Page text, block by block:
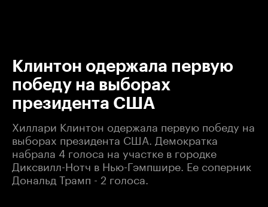
Клинтон одержала первую
победу на выборах
президента США
Хиллари Клинтон одержала первую победу на
выборах президента США. Демократка
набрала 4 голоса на участке в городке
Диксвилл-Нотч в Нью-Гэмпшире. Ее соперник
Дональд Трамп - 2 голоса.